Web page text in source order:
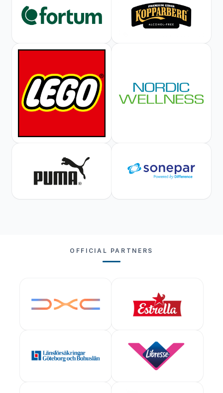
OFFICIAL PARTNERS